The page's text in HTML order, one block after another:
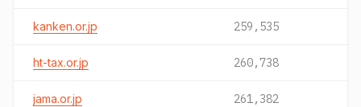
kanken.or.jp 259,535
ht-tax.or.jp 260,738
jama.or.jp 261,382